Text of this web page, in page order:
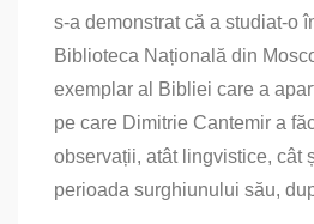
s‑a demonstrat că a studiat‑o
Biblioteca Națională din
exemplar al Bibliei care a
pe care Dimitrie Cantemir a
observații, atât lingvistice, cât
perioada surghiunului său,